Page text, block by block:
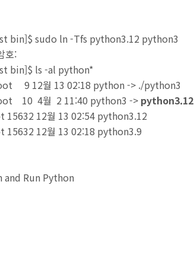
bin]$ sudo ln -Tfs python3.12 python3
호:
bin]$ ls -al python*
9 12월 13 02:18 python -> ./python3
10 4월 2 11:40 python3 -> python3.12
12월 13 02:54 python3.12
12월 13 02:18 python3.9
and Run Python